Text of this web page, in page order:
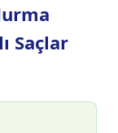
Saçlar